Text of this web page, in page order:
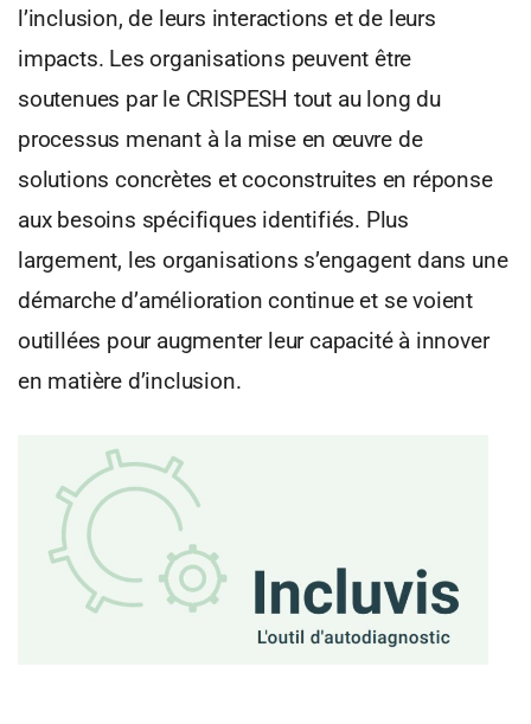
l’inclusion, de leurs interactions et de leurs
impacts. Les organisations peuvent être
soutenues par le CRISPESH tout au long du
processus menant à la mise en œuvre de
solutions concrètes et coconstruites en réponse
aux besoins spécifiques identifiés. Plus
largement, les organisations s’engagent dans une
démarche d’amélioration continue et se voient
outillées pour augmenter leur capacité à innover
en matière d’inclusion.